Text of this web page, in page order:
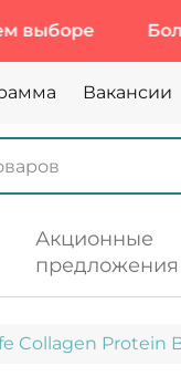
Более 10
Вакансии
Акционные
предложения
Collagen Protein